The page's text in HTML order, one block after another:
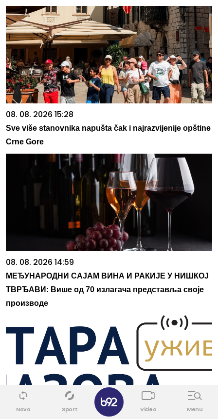
08. 08. 2026 15:28
Sve više stanovnika napušta čak i najrazvijenije opštine
Crne Gore
08. 08. 2026 14:59
МЕЂУНАРОДНИ САЈАМ ВИНА И РАКИЈЕ У НИШКОЈ
ТВРЂАВИ: Више од 70 излагача представља своје
производе
Novo Sport Video Menu
✕